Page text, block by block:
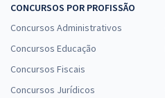
CONCURSOS POR PROFISSÃO
Concursos Administrativos
Concursos Educação
Concursos Fiscais
Concursos Jurídicos